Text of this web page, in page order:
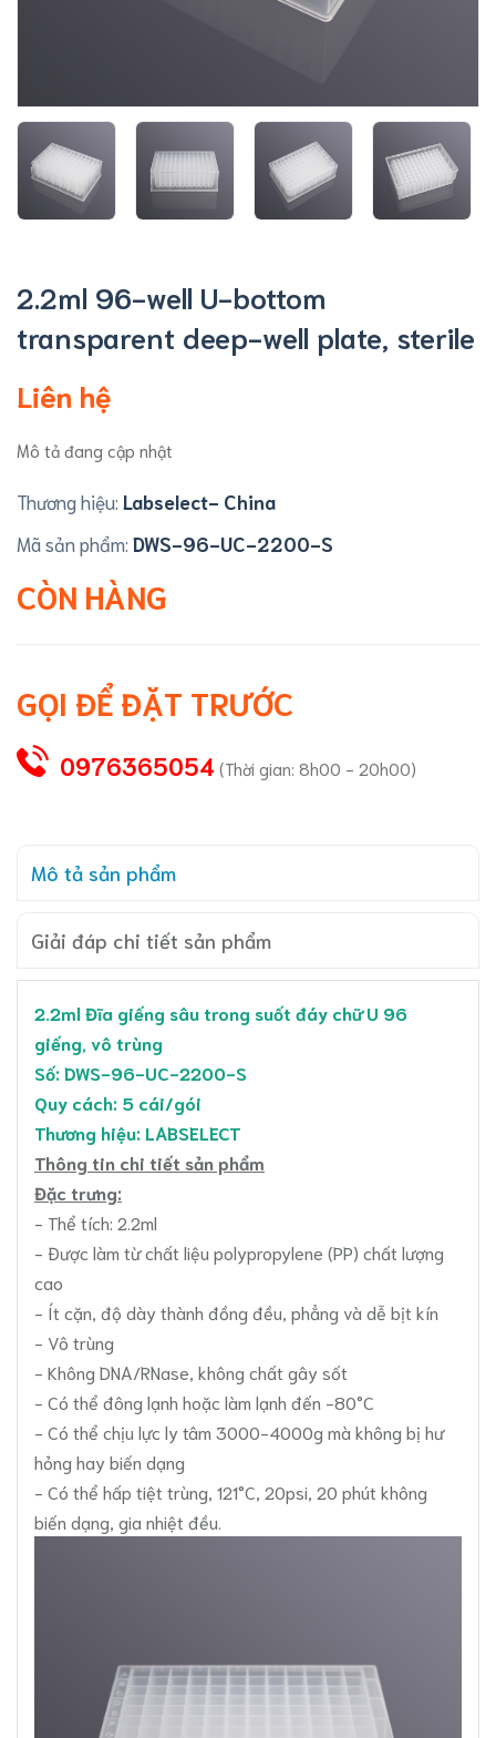
2.2ml 96-well U-bottom
transparent deep-well plate, sterile
Liên hệ
Mô tả đang cập nhật
Thương hiệu: Labselect- China
Mã sản phẩm: DWS-96-UC-2200-S
CÒN HÀNG
GỌI ĐỂ ĐẶT TRƯỚC
0976365054 (Thời gian: 8h00 - 20h00)
Mô tả sản phẩm
Giải đáp chi tiết sản phẩm
2.2ml Đĩa giếng sâu trong suốt đáy chữ U 96
giếng, vô trùng
Số: DWS-96-UC-2200-S
Quy cách: 5 cái/gói
Thương hiệu: LABSELECT
Thông tin chi tiết sản phẩm
Đặc trưng:
- Thể tích: 2.2ml
- Được làm từ chất liệu polypropylene (PP) chất lượng
cao
- Ít cặn, độ dày thành đồng đều, phẳng và dễ bịt kín
- Vô trùng
- Không DNA/RNase, không chất gây sốt
- Có thể đông lạnh hoặc làm lạnh đến -80°C
- Có thể chịu lực ly tâm 3000-4000g mà không bị hư
hỏng hay biến dạng
- Có thể hấp tiệt trùng, 121°C, 20psi, 20 phút không
biến dạng, gia nhiệt đều.